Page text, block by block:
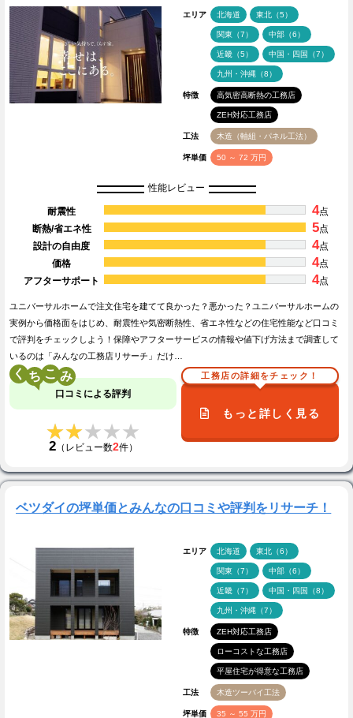
エリア 北海道 東北（5）
関東（7） 中部（6）
近畿（5） 中国・四国（7）
九州・沖縄（8）
特徴 高気密高断熱の工務店
ZEH対応工務店
工法 木造（軸組・パネル工法）
坪単価 50 ～ 72 万円
性能レビュー
耐震性 4点
断熱/省エネ性
5点
設計の自由度
4点
価格
4点
アフターサポート
4点
ユニバーサルホームで注文住宅を建てて良かった？悪かった？ユニバーサルホームの
実例から価格面をはじめ、耐震性や気密断熱性、省エネ性などの住宅性能など口コミ
で評判をチェックしよう！保障やアフターサービスの情報や値下げ方法まで調査して
いるのは「みんなの工務店リサーチ」だけ…
く こ
口コミによる評判
★★★★★
★★★★★
2（レビュー数2件）
工務店の詳細をチェック！
もっと詳しく見る
ベツダイの坪単価とみんなの口コミや評判をリサーチ！
エリア 北海道 東北（6）
関東（7） 中部（6）
近畿（7） 中国・四国（8）
九州・沖縄（7）
特徴 ZEH対応工務店
ローコストな工務店
平屋住宅が得意な工務店
工法 木造ツーバイ工法
坪単価 35 ～ 55 万円